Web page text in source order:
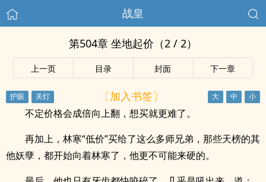
战皇
第504章 坐地起价（2 / 2）
上一页 目录 封面 下一章
〔加入书签〕
不定价格会成倍向上翻，想买就更难了。
再加上，林寒“低价”买给了这么多师兄弟，那些天榜的其
他妖孽，都开始向着林寒了，他更不可能来硬的。